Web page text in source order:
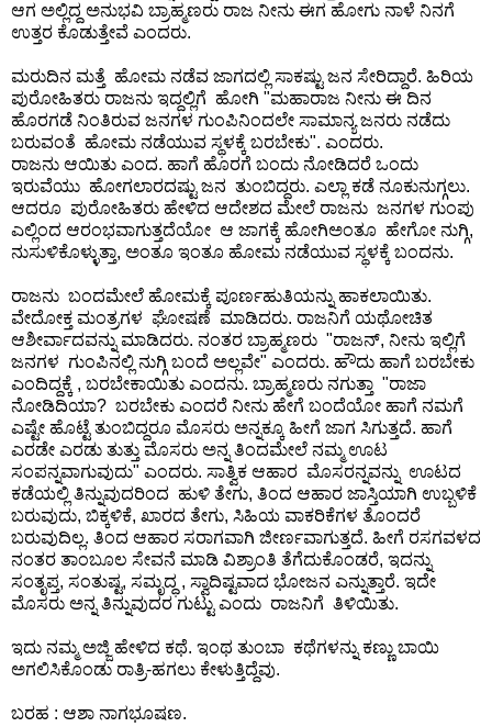
📰 Bengaluru
📰 State
📰 National
🏏 Cricket
📰 Business
📰 Entertainment
T
o
d
a
y
♉ Horoscope
⛅ Weather
🔊 Day Quote
a
X
W
h
a
t
s
A
p
ಆಗ ಅಲ್ಲಿದ್ದ ಅನುಭವಿ ಬ್ರಾಹ್ಮಣರು ರಾಜ ನೀನು ಈಗ ಹೋಗು ನಾಳೆ ನಿನಗೆ
ಉತ್ತರ ಕೊಡುತ್ತೇವೆ ಎಂದರು.
ಮರುದಿನ ಮತ್ತೆ ಹೋಮ ನಡೆವ ಜಾಗದಲ್ಲಿ ಸಾಕಷ್ಟು ಜನ ಸೇರಿದ್ದಾರೆ. ಹಿರಿಯ
ಪುರೋಹಿತರು ರಾಜನು ಇದ್ದಲ್ಲಿಗೆ ಹೋಗಿ "ಮಹಾರಾಜ ನೀನು ಈ ದಿನ
ಹೊರಗಡೆ ನಿಂತಿರುವ ಜನಗಳ ಗುಂಪಿನಿಂದಲೇ ಸಾಮಾನ್ಯ ಜನರು ನಡೆದು
ಬರುವಂತೆ ಹೋಮ ನಡೆಯುವ ಸ್ಥಳಕ್ಕೆ ಬರಬೇಕು". ಎಂದರು.
ರಾಜನು ಆಯಿತು ಎಂದ. ಹಾಗೆ ಹೊರಗೆ ಬಂದು ನೋಡಿದರೆ ಒಂದು
ಇರುವೆಯು ಹೋಗಲಾರದಷ್ಟು ಜನ ತುಂಬಿದ್ದರು. ಎಲ್ಲಾ ಕಡೆ ನೂಕುನುಗ್ಗಲು.
ಆದರೂ ಪುರೋಹಿತರು ಹೇಳಿದ ಆದೇಶದ ಮೇಲೆ ರಾಜನು ಜನಗಳ ಗುಂಪು
ಎಲ್ಲಿಂದ ಆರಂಭವಾಗುತ್ತದೆಯೋ ಆ ಜಾಗಕ್ಕೆ ಹೋಗಿಅಂತೂ ಹೇಗೋ ನುಗ್ಗಿ,
ನುಸುಳಿಕೊಳ್ಳುತ್ತಾ, ಅಂತೂ ಇಂತೂ ಹೋಮ ನಡೆಯುವ ಸ್ಥಳಕ್ಕೆ ಬಂದನು.
ರಾಜನು ಬಂದಮೇಲೆ ಹೋಮಕ್ಕೆ ಪೂರ್ಣಹುತಿಯನ್ನು ಹಾಕಲಾಯಿತು.
ವೇದೋಕ್ತ ಮಂತ್ರಗಳ ಘೋಷಣೆ ಮಾಡಿದರು. ರಾಜನಿಗೆ ಯಥೋಚಿತ
ಆಶೀರ್ವಾದವನ್ನು ಮಾಡಿದರು. ನಂತರ ಬ್ರಾಹ್ಮಣರು "ರಾಜನ್, ನೀನು ಇಲ್ಲಿಗೆ
ಜನಗಳ ಗುಂಪಿನಲ್ಲಿ ನುಗ್ಗಿ ಬಂದೆ ಅಲ್ಲವೇ" ಎಂದರು. ಹೌದು ಹಾಗೆ ಬರಬೇಕು
ಎಂದಿದ್ದಕ್ಕೆ , ಬರಬೇಕಾಯಿತು ಎಂದನು. ಬ್ರಾಹ್ಮಣರು ನಗುತ್ತಾ "ರಾಜಾ
ನೋಡಿದಿಯಾ? ಬರಬೇಕು ಎಂದರೆ ನೀನು ಹೇಗೆ ಬಂದೆಯೋ ಹಾಗೆ ನಮಗೆ
ಎಷ್ಟೇ ಹೊಟ್ಟೆ ತುಂಬಿದ್ದರೂ ಮೊಸರು ಅನ್ನಕ್ಕೂ ಹೀಗೆ ಜಾಗ ಸಿಗುತ್ತದೆ. ಹಾಗೆ
ಎರಡೇ ಎರಡು ತುತ್ತು ಮೊಸರು ಅನ್ನ ತಿಂದಮೇಲೆ ನಮ್ಮ ಊಟ
ಸಂಪನ್ನವಾಗುವುದು" ಎಂದರು. ಸಾತ್ವಿಕ ಆಹಾರ ಮೊಸರನ್ನವನ್ನು ಊಟದ
ಕಡೆಯಲ್ಲಿ ತಿನ್ನುವುದರಿಂದ ಹುಳಿ ತೇಗು, ತಿಂದ ಆಹಾರ ಜಾಸ್ತಿಯಾಗಿ ಉಬ್ಬಳಿಕೆ
ಬರುವುದು, ಬಿಕ್ಕಳಿಕೆ, ಖಾರದ ತೇಗು, ಸಿಹಿಯ ವಾಕರಿಕೆಗಳ ತೊಂದರೆ
ಬರುವುದಿಲ್ಲ. ತಿಂದ ಆಹಾರ ಸರಾಗವಾಗಿ ಜೀರ್ಣವಾಗುತ್ತದೆ. ಹೀಗೆ ರಸಗವಳದ
ನಂತರ ತಾಂಬೂಲ ಸೇವನೆ ಮಾಡಿ ವಿಶ್ರಾಂತಿ ತೆಗೆದುಕೊಂಡರೆ, ಇದನ್ನು
ಸಂತೃಪ್ತ, ಸಂತುಷ್ಟ, ಸಮೃದ್ಧ , ಸ್ವಾದಿಷ್ಟವಾದ ಭೋಜನ ಎನ್ನುತ್ತಾರೆ. ಇದೇ
ಮೊಸರು ಅನ್ನ ತಿನ್ನುವುದರ ಗುಟ್ಟು ಎಂದು ರಾಜನಿಗೆ ತಿಳಿಯಿತು.
ಇದು ನಮ್ಮ ಅಜ್ಜಿ ಹೇಳಿದ ಕಥೆ. ಇಂಥ ತುಂಬಾ ಕಥೆಗಳನ್ನು ಕಣ್ಣು ಬಾಯಿ
ಅಗಲಿಸಿಕೊಂಡು ರಾತ್ರಿ-ಹಗಲು ಕೇಳುತ್ತಿದ್ದೆವು.
ಬರಹ : ಆಶಾ ನಾಗಭೂಷಣ.